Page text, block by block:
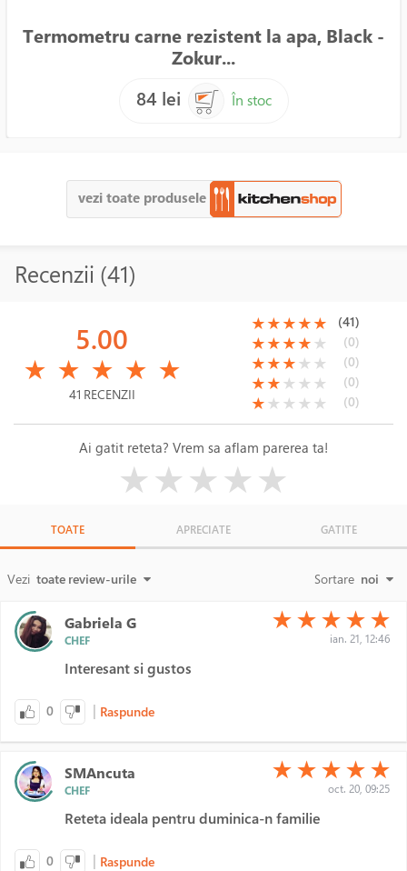
Termometru carne rezistent la apa, Black -
Zokur...
84 lei
În stoc
vezi toate produsele
Recenzii (41)
5.00
★ ★ ★ ★ ★
41 RECENZII
(*)
★(*)
★(*)
★(*)
★(*)
★ (41)
(*)
★(*)
★(*)
★(*)
★( )
★ (0)
(*)
★(*)
★(*)
★( )
★ ( )
★ (0)
(*)
★(*)
★( )
★ ( )
★ ( )
★ (0)
(*)
★( )
★ ( )
★ ( )
★ ( )
★ (0)
Ai gatit reteta? Vrem sa aflam parerea ta!
★★★★★
TOATE APRECIATE GATITE
Vezi toate review-urile Sortare noi
Gabriela G
CHEF
(*)
★ (*)
★ (*)
★ (*)
★ (*)
★
ian. 21, 12:46
Interesant si gustos
0 | Raspunde
SMAncuta
CHEF
(*)
★ (*)
★ (*)
★ (*)
★ (*)
★
oct. 20, 09:25
Reteta ideala pentru duminica-n familie
0 | Raspunde